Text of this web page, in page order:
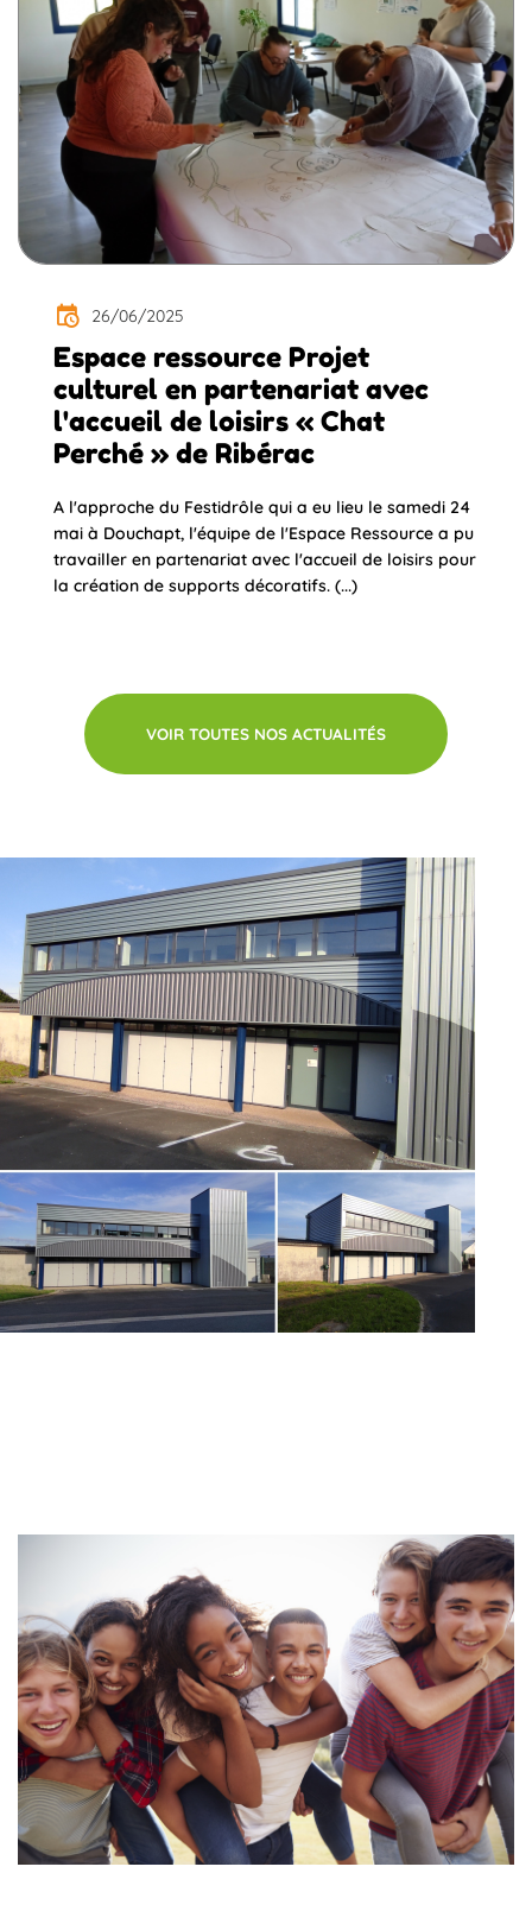
26/06/2025
Espace ressource Projet
culturel en partenariat avec
l'accueil de loisirs « Chat
Perché » de Ribérac
A l'approche du Festidrôle qui a eu lieu le samedi 24
mai à Douchapt, l'équipe de l'Espace Ressource a pu
travailler en partenariat avec l'accueil de loisirs pour
la création de supports décoratifs. (...)
VOIR TOUTES NOS ACTUALITÉS